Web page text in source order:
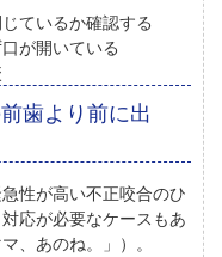
ているか確認する
が開いている
歯より前に出
性が高い不正咬合のひ
応が必要なケースもあ
、あのね。」）。